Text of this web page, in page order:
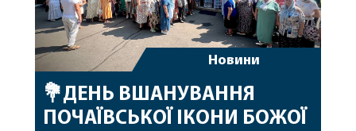
Новини
💐ДЕНЬ ВШАНУВАННЯ
ПОЧАЇВСЬКОЇ ІКОНИ БОЖОЇ